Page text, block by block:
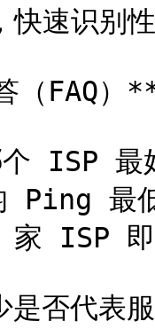
速识别
（FAQ）
个 ISP
Ping 最
家 ISP 即
是否代表